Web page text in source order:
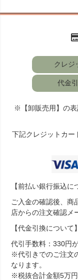
クレジ
代金
※【卸販売用】の
下記クレジットカー
【前払い銀行振込に
ご入金の確認後、商
店からの注文確認メ
【代金引換について】
代引手数料：330円
※代引きでのご注文
なります。
※税抜合計金額5万